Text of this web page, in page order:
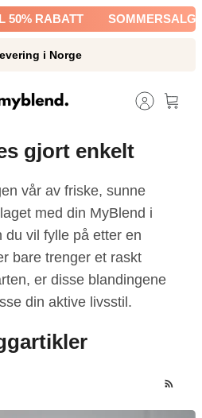
50% RABATT SOMMERSALG
i Norge
gjort enkelt
vår av friske, sunne
med din MyBlend i
du vil fylle på etter en
bare trenger et raskt
er disse blandingene
din aktive livsstil.